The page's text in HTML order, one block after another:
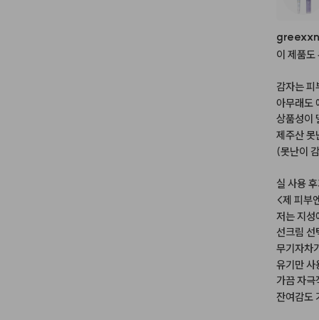
greexxn
이 제품도
감자는피
아무래도
상품성이
제주산못
(못난이
실 사용
<제 피부
저는지성
선크림 선
무기자차
유기만사
가끔자극
잔여감도